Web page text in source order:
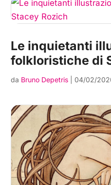
Le inquietanti
folkloristiche di
da Bruno Depetris 04/02/